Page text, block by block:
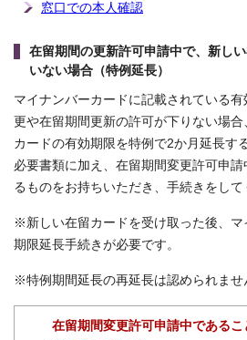
窓口での本人確認
在留期間の更新許可申請中で、新し
いない場合（特例延長）
マイナンバーカードに記載されている
更や在留期間更新の許可が下りない場
カードの有効期限を特例で2か月延長す
必要書類に加え、在留期間変更許可申
るものをお持ちいただき、手続きをして
※新しい在留カードを受け取った後、マ
期限延長手続きが必要です。
※特例期間延長の再延長は認められませ
在留期間変更許可申請中であるこ